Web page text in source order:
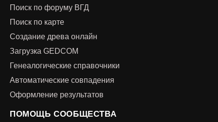
Поиск по форуму ВГД
Поиск по карте
Создание древа онлайн
Загрузка GEDCOM
Генеалогические справочники
Автоматические совпадения
Оформление результатов
ПОМОЩЬ СООБЩЕСТВА